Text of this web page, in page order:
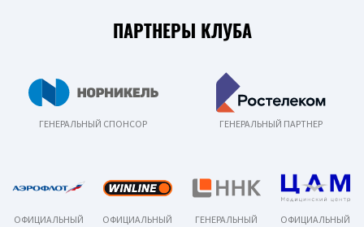
ПАРТНЕРЫ КЛУБА
ГЕНЕРАЛЬНЫЙ СПОНСОР ГЕНЕРАЛЬНЫЙ ПАРТНЕР
ОФИЦИАЛЬНЫЙ
ОФИЦИАЛЬНЫЙ
ГЕНЕРАЛЬНЫЙ
ОФИЦИАЛЬНЫЙ